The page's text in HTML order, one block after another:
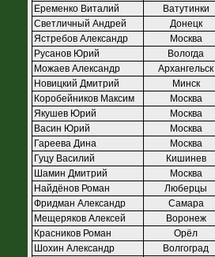
Еременко Виталий
Ватутинки
Светличный Андрей
Донецк
Ястребов Александр
Москва
Русанов Юрий
Вологда
Можаев Александр
Архангельск
Новицкий Дмитрий
Минск
Коробейников Максим
Москва
Якушев Юрий
Москва
Васин Юрий
Москва
Гареева Дина
Москва
Гуцу Василий
Кишинев
Шамин Дмитрий
Москва
Найдёнов Роман
Люберцы
Фридман Александр
Самара
Мещеряков Алексей
Воронеж
Красников Роман
Орёл
Шохин Александр
Волгоград